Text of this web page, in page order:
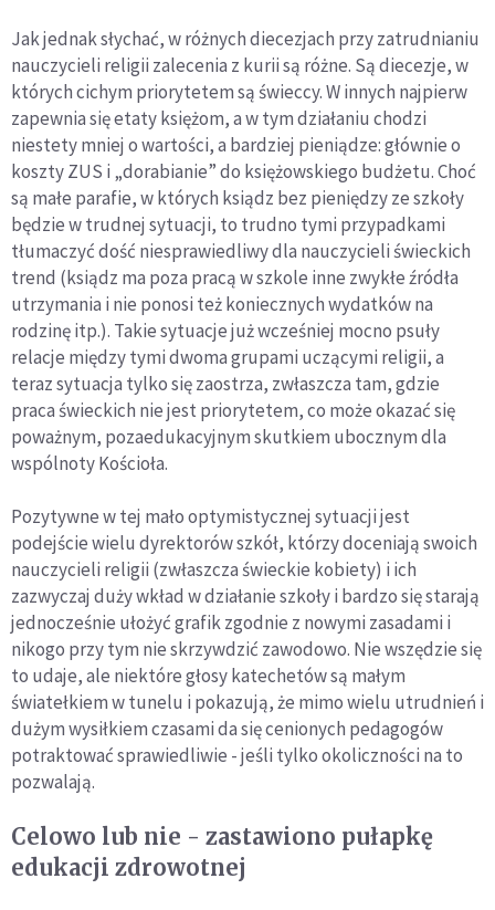
Jak jednak słychać, w różnych diecezjach przy zatrudnianiu
nauczycieli religii zalecenia z kurii są różne. Są diecezje, w
których cichym priorytetem są świeccy. W innych najpierw
zapewnia się etaty księżom, a w tym działaniu chodzi
niestety mniej o wartości, a bardziej pieniądze: głównie o
koszty ZUS i „dorabianie” do księżowskiego budżetu. Choć
są małe parafie, w których ksiądz bez pieniędzy ze szkoły
będzie w trudnej sytuacji, to trudno tymi przypadkami
tłumaczyć dość niesprawiedliwy dla nauczycieli świeckich
trend (ksiądz ma poza pracą w szkole inne zwykłe źródła
utrzymania i nie ponosi też koniecznych wydatków na
rodzinę itp.). Takie sytuacje już wcześniej mocno psuły
relacje między tymi dwoma grupami uczącymi religii, a
teraz sytuacja tylko się zaostrza, zwłaszcza tam, gdzie
praca świeckich nie jest priorytetem, co może okazać się
poważnym, pozaedukacyjnym skutkiem ubocznym dla
wspólnoty Kościoła.
Pozytywne w tej mało optymistycznej sytuacji jest
podejście wielu dyrektorów szkół, którzy doceniają swoich
nauczycieli religii (zwłaszcza świeckie kobiety) i ich
zazwyczaj duży wkład w działanie szkoły i bardzo się starają
jednocześnie ułożyć grafik zgodnie z nowymi zasadami i
nikogo przy tym nie skrzywdzić zawodowo. Nie wszędzie się
to udaje, ale niektóre głosy katechetów są małym
światełkiem w tunelu i pokazują, że mimo wielu utrudnień i
dużym wysiłkiem czasami da się cenionych pedagogów
potraktować sprawiedliwie - jeśli tylko okoliczności na to
pozwalają.
Celowo lub nie - zastawiono pułapkę
edukacji zdrowotnej